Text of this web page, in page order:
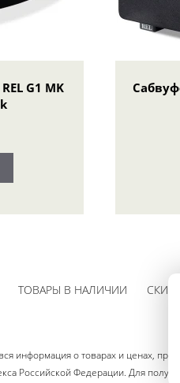
G1 MK
ТОВАРЫ В НАЛИЧИИ
о товарах и ценах,
Российской Федерации. Для